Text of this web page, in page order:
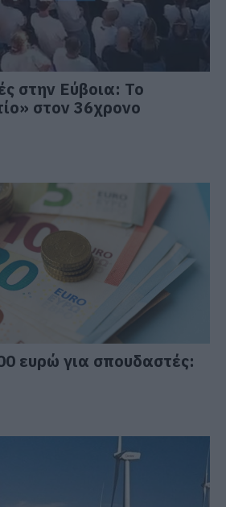
στην Εύβοια: Το
στον 36χρονο
ευρώ για σπουδαστές: